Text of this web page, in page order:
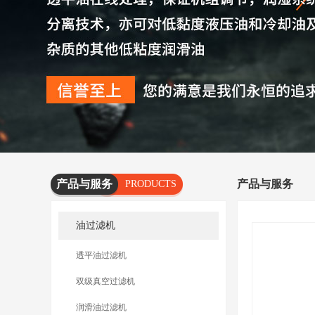
产品与服务
PRODUCTS
油过滤机
透平油过滤机
双级真空过滤机
润滑油过滤机
产品与服务